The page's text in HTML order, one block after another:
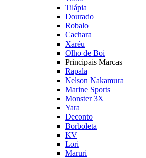
Tilápia
Dourado
Robalo
Cachara
Xaréu
Olho de Boi
Principais Marcas
Rapala
Nelson Nakamura
Marine Sports
Monster 3X
Yara
Deconto
Borboleta
KV
Lori
Maruri